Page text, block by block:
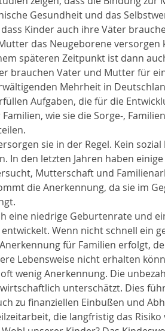
Gesundheit und das
Kinder auch ihre Väter
das Neugeborene versorgen
späteren Zeitpunkt ist dann
brauchen Vater und Mutter für
Mehrheit in
Aufgaben, die für die
wie sie die Sorge-,
sie in der Regel. Kein
In den letzten Jahren haben
Mutterschaft und
die Anerkennung, da sie im
eine niedrige Geburtenrate und
Wenn nicht schnell ein
für Familien erfolgt,
Lebensweise nicht erhalten
wenig Anerkennung. Die
unterschätzt. Dies
zu finanziellen Einbußen und
die langfristig das